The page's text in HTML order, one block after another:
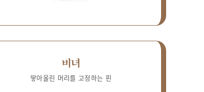
비녀
땋아올린 머리를 고정하는 핀